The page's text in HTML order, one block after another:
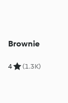
Brownie
4 (1.3K)